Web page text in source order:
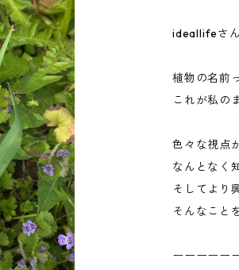
ideallifeさ
植物の名前
これが私の
色々な視点
なんとなく
そしてより
そんなこと
ーーーーー